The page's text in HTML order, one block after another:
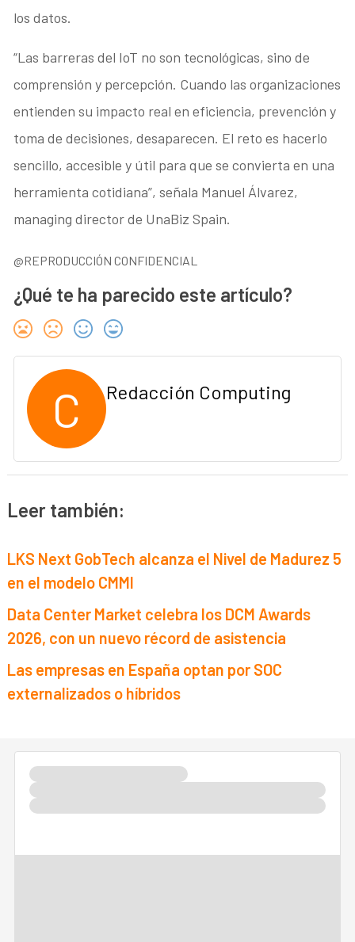
los datos.
“Las barreras del IoT no son tecnológicas, sino de
comprensión y percepción. Cuando las organizaciones
entienden su impacto real en eficiencia, prevención y
toma de decisiones, desaparecen. El reto es hacerlo
sencillo, accesible y útil para que se convierta en una
herramienta cotidiana”, señala Manuel Álvarez,
managing director de UnaBiz Spain.
@REPRODUCCIÓN CONFIDENCIAL
¿Qué te ha parecido este artículo?
C Redacción Computing
Leer también:
LKS Next GobTech alcanza el Nivel de Madurez 5
en el modelo CMMI
Data Center Market celebra los DCM Awards
2026, con un nuevo récord de asistencia
Las empresas en España optan por SOC
externalizados o híbridos